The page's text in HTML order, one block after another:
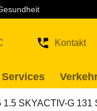
Kontakt
Services
1.5 SKYACTIV-G